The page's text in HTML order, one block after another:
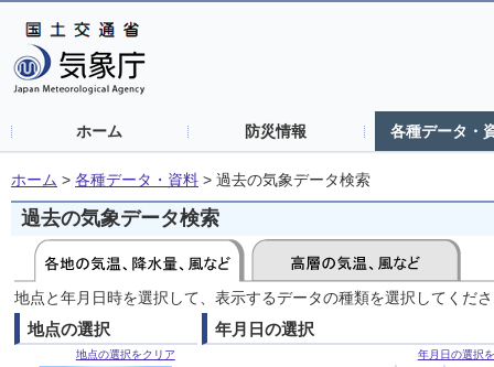
ホーム 防災情報 各種データ・
ホーム > 各種データ・資料 > 過去の気象データ検索
過去の気象データ検索
地点と年月日時を選択して、表示するデータの種類を選択してくだ
地点の選択
地点の選択をクリア
年月日の選択
年月日の選択